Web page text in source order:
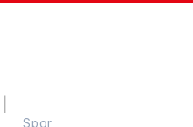
Spor